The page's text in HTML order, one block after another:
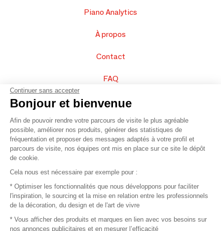
Piano Analytics
À propos
Contact
FAQ
Vendez vos produits
Plan du site
© 2016 –Organisation SAFI
Recrutement
Continuer sans accepter
Bonjour et bienvenue
Afin de pouvoir rendre votre parcours de visite le plus agréable
possible, améliorer nos produits, générer des statistiques de
fréquentation et proposer des messages adaptés à votre profil et
parcours de visite, nos équipes ont mis en place sur ce site le dépôt
de cookie.
Cela nous est nécessaire par exemple pour :
* Optimiser les fonctionnalités que nous développons pour faciliter
l'inspiration, le sourcing et la mise en relation entre les professionnels
de la décoration, du design et de l'art de vivre
* Vous afficher des produits et marques en lien avec vos besoins sur
nos annonces publicitaires et en mesurer l’efficacité